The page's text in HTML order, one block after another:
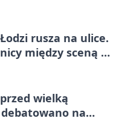
rusza na ulice.
między sceną a
wielką
na